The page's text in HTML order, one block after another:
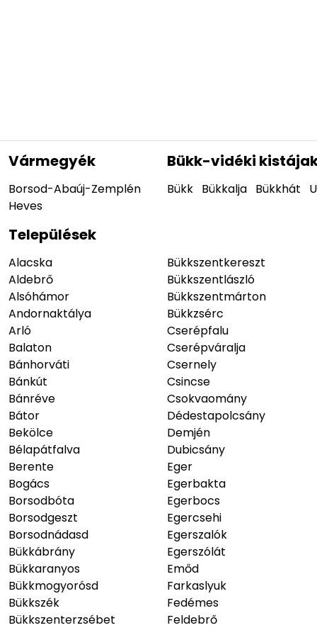
Vármegyék
Borsod-Abaúj-Zemplén
Heves
Bükk-vidéki
Bükk Bükkalja Bükkhát
Települések
Alacska
Aldebrő
Alsóhámor
Andornaktálya
Arló
Balaton
Bánhorváti
Bánkút
Bánréve
Bátor
Bekölce
Bélapátfalva
Berente
Bogács
Borsodbóta
Borsodgeszt
Borsodnádasd
Bükkábrány
Bükkaranyos
Bükkmogyorósd
Bükkszék
Bükkszenterzsébet
Bükkszentkereszt
Bükkszentlászló
Bükkszentmárton
Bükkzsérc
Cserépfalu
Cserépváralja
Csernely
Csincse
Csokvaomány
Dédestapolcsány
Demjén
Dubicsány
Eger
Egerbakta
Egerbocs
Egercsehi
Egerszalók
Egerszólát
Emőd
Farkaslyuk
Fedémes
Feldebrő